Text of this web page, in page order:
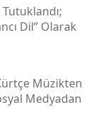
Dil” Olarak
Müzikten
Medyadan